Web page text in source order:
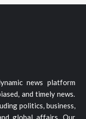
news platform
and timely news.
politics, business,
global affairs. Our